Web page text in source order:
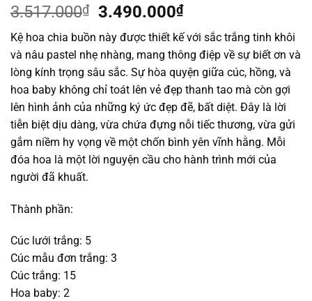
3.517.000₫
Giá
gốc
là:
3.517.000₫.
3.490.000₫Giá
hiện
tại
là:
3.490.000₫.
Kệ hoa chia buồn này được thiết kế với sắc trắng tinh khôi
và nâu pastel nhẹ nhàng, mang thông điệp về sự biết ơn và
lòng kính trọng sâu sắc. Sự hòa quyện giữa cúc, hồng, và
hoa baby không chỉ toát lên vẻ đẹp thanh tao mà còn gợi
lên hình ảnh của những ký ức đẹp đẽ, bất diệt. Đây là lời
tiễn biệt dịu dàng, vừa chứa đựng nỗi tiếc thương, vừa gửi
gắm niềm hy vọng về một chốn bình yên vĩnh hằng. Mỗi
đóa hoa là một lời nguyện cầu cho hành trình mới của
người đã khuất.
Thành phần:
Cúc lưới trắng: 5
Cúc mẫu đơn trắng: 3
Cúc trắng: 15
Hoa baby: 2